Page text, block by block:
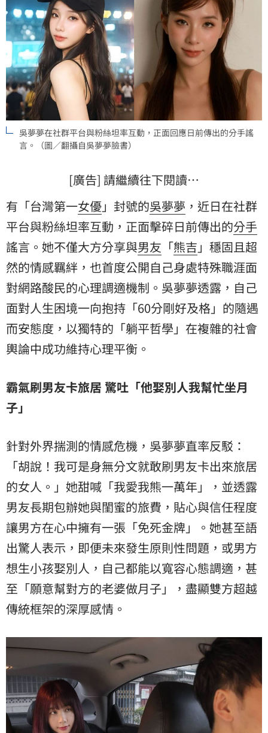
吳夢夢在社群平台與粉絲坦率互動，正面回應日前傳出的分手謠
言。（圖／翻攝自吳夢夢臉書）
[廣告] 請繼續往下閱讀…
有「台灣第一女優」封號的吳夢夢 ，近日在社群
平台與粉絲坦率互動，正面擊碎日前傳出的分手
謠言。她不僅大方分享與男友 「熊吉 」穩固且超
然的情感羈絆，也首度公開自己身處特殊職涯面
對網路酸民的心理調適機制。吳夢夢透露，自己
面對人生困境一向抱持「60分剛好及格」的隨遇
而安態度，以獨特的「躺平哲學」在複雜的社會
輿論中成功維持心理平衡。
霸氣刷男友卡旅居 驚吐「他娶別人我幫忙坐月
子」
針對外界揣測的情感危機，吳夢夢直率反駁：
「胡說！我可是身無分文就敢刷男友卡出來旅居
的女人。」她甜喊「我愛我熊一萬年」，並透露
男友長期包辦她與閨蜜的旅費，貼心與信任程度
讓男方在心中擁有一張「免死金牌」。她甚至語
出驚人表示，即便未來發生原則性問題，或男方
想生小孩娶別人，自己都能以寬容心態調適，甚
至「願意幫對方的老婆做月子」，盡顯雙方超越
傳統框架的深厚感情。